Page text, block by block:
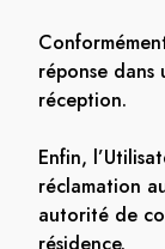
réponse dans
réception.
Enfin,
réclamation
autorité de